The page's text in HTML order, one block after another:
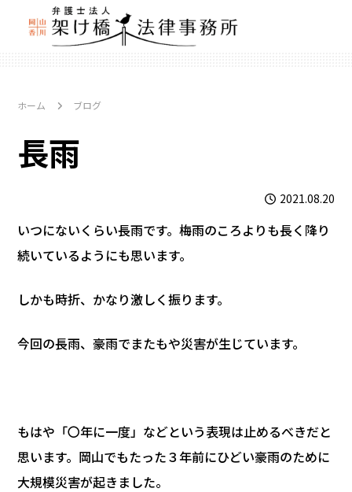
ホーム ブログ
長雨
2021.08.20
いつにないくらい長雨です。梅雨のころよりも長く降り
続いているようにも思います。
しかも時折、かなり激しく振ります。
今回の長雨、豪雨でまたもや災害が生じています。
もはや「〇年に一度」などという表現は止めるべきだと
思います。岡山でもたった３年前にひどい豪雨のために
大規模災害が起きました。